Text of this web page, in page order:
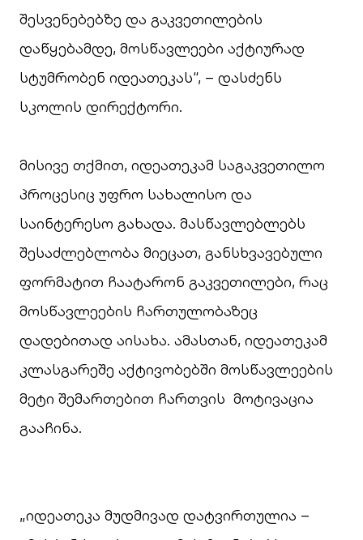
შესვენებებზე და გაკვეთილების
დაწყებამდე, მოსწავლეები აქტიურად
სტუმრობენ იდეათეკას“, – დასძენს
სკოლის დირექტორი.
მისივე თქმით, იდეათეკამ საგაკვეთილო
პროცესიც უფრო სახალისო და
საინტერესო გახადა. მასწავლებლებს
შესაძლებლობა მიეცათ, განსხვავებული
ფორმატით ჩაატარონ გაკვეთილები, რაც
მოსწავლეების ჩართულობაზეც
დადებითად აისახა. ამასთან, იდეათეკამ
კლასგარეშე აქტივობებში მოსწავლეების
მეტი შემართებით ჩართვის მოტივაცია
გააჩინა.
„იდეათეკა მუდმივად დატვირთულია –